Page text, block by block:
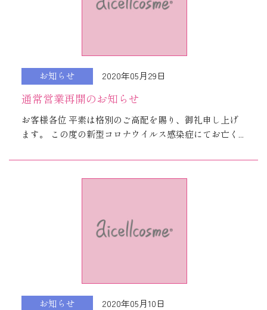
お知らせ 2020年05月29日
通常営業再開のお知らせ
お客様各位 平素は格別のご高配を賜り、御礼申し上げ
ます。 この度の新型コロナウイルス感染症にてお亡く...
お知らせ 2020年05月10日